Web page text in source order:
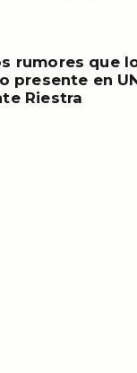
rumores que
presente en
Riestra